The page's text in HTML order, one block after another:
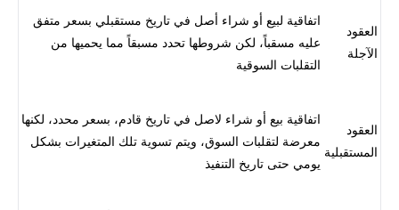
العقود
الآجلة
اتفاقية لبيع أو شراء أصل في تاريخ مستقبلي بسعر متفق
عليه مسقباً، لكن شروطها تحدد مسبقاً مما يحميها من
التقلبات السوقية
العقود
المستقبلية
اتفاقية بيع أو شراء لاصل في تاريخ قادم، بسعر محدد، لكنها
معرضة لتقلبات السوق، ويتم تسوية تلك المتغيرات بشكل
يومي حتى تاريخ التنفيذ